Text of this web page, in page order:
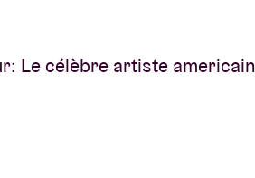
Le célèbre artiste americain